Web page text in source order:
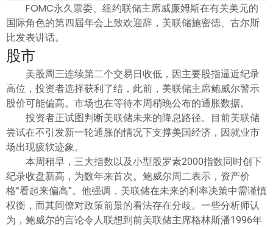
FOMC永久票委、纽约联储主席威廉姆斯在有关美元的
国际角色的第四届年会上致欢迎辞，美联储施密德、古尔斯
比发表讲话。
股市
美股周三连续第二个交易日收低，因主要股指逼近纪录
高位，投资者选择获利了结，此前，美联储主席鲍威尔警示
股价可能偏高。市场也在等待本周稍晚公布的通胀数据。
投资者正试图判断美联储未来的降息路径。目前美联储
尝试在不引发新一轮通胀的情况下支撑美国经济，因就业市
场出现疲软迹象。
本周稍早，三大指数以及小型股罗素2000指数同时创下
纪录收盘新高，为数年来首次。鲍威尔周二表示，资产价
格“看起来偏高”。他强调，美联储在未来的利率决策中需谨慎
权衡，而其同僚对政策前景的看法存在分歧。一些分析师认
为，鲍威尔的言论令人联想到前美联储主席格林斯潘1996年